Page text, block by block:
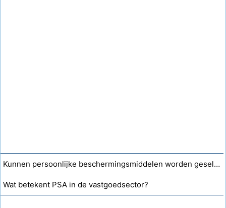
Kunnen persoonlijke beschermingsmiddelen worden geselecteerd op basis van de soorten blootstelling die redelijkerwijs te verwachten zijn?
Wat betekent PSA in de vastgoedsector?